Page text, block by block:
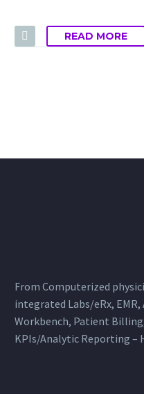
READ MORE
From Computerized
integrated Labs/eRx,
Workbench, Patient
KPIs/Analytic Reporting –